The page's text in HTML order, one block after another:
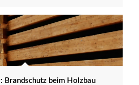
Brandschutz beim Holzbau